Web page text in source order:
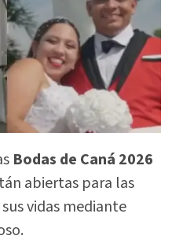
Bodas de Caná 2026
abiertas para las
vidas mediante